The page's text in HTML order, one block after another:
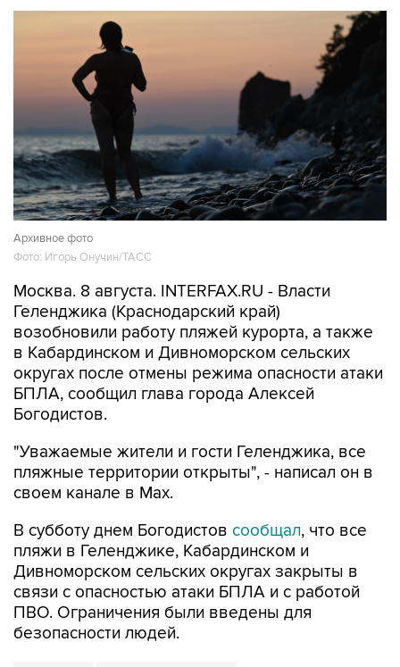
Архивное фото
Фото: Игорь Онучин/ТАСС
Москва. 8 августа. INTERFAX.RU - Власти
Геленджика (Краснодарский край)
возобновили работу пляжей курорта, а также
в Кабардинском и Дивноморском сельских
округах после отмены режима опасности атаки
БПЛА, сообщил глава города Алексей
Богодистов.
"Уважаемые жители и гости Геленджика, все
пляжные территории открыты", - написал он в
своем канале в Max.
В субботу днем Богодистов сообщал, что все
пляжи в Геленджике, Кабардинском и
Дивноморском сельских округах закрыты в
связи с опасностью атаки БПЛА и с работой
ПВО. Ограничения были введены для
безопасности людей.